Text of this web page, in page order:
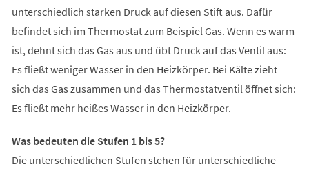
unterschiedlich starken Druck auf diesen Stift aus. Dafür
befindet sich im Thermostat zum Beispiel Gas. Wenn es warm
ist, dehnt sich das Gas aus und übt Druck auf das Ventil aus:
Es fließt weniger Wasser in den Heizkörper. Bei Kälte zieht
sich das Gas zusammen und das Thermostatventil öffnet sich:
Es fließt mehr heißes Wasser in den Heizkörper.
Was bedeuten die Stufen 1 bis 5?
Die unterschiedlichen Stufen stehen für unterschiedliche